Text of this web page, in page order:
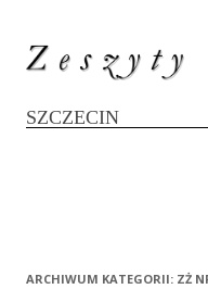
SZCZECIN
ARCHIWUM KATEGORII: ZŻ